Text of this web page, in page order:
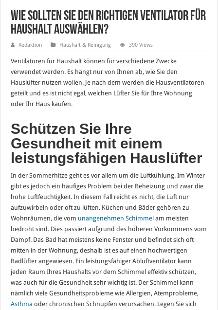
Wie sollten Sie den richtigen Ventilator für
Haushalt auswählen?
Redaktion Haushalt & Reinigung 390 Views
Ventilatoren für Haushalt können für verschiedene Zwecke
verwendet werden. Es hängt nur von Ihnen ab, wie Sie den
Hauslüfter nutzen wollen. Je nach dem werden die Hausventilatoren
geteilt und es ist nicht egal, welchen Lüfter Sie für Ihre Wohnung
oder Ihr Haus kaufen.
Schützen Sie Ihre
Gesundheit mit einem
leistungsfähigen Hauslüfter
In der Sommerhitze geht es vor allem um die Luftkühlung. Im Winter
gibt es jedoch ein häufiges Problem bei der Beheizung und zwar die
hohe Luftfeuchtigkeit. In diesem Fall reicht es nicht, die Luft nur
aufzuwirbeln oder oft zu lüften. Küchen und Bäder gehören zu
Wohnräumen, die vom unangenehmen Schimmel am meisten
bedroht sind. Dies passiert aufgrund des höheren Vorkommens vom
Dampf. Das Bad hat meistens keine Fenster und befindet sich oft
mitten in der Wohnung, deshalb ist es auf einen hochwertigen
Badlüfter angewiesen. Ein leistungsfähiger Abluftventilator kann
jeden Raum Ihres Haushalts vor dem Schimmel effektiv schützen,
was auch für die Gesundheit sehr wichtig ist. Der Schimmel kann
nämlich viele Gesundheitsprobleme wie Allergien, Atemprobleme,
Asthma oder chronischen Schnupfen verursachen. Legen Sie sich